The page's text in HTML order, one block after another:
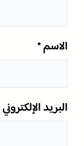
الاسم*
البريد الإلكتروني